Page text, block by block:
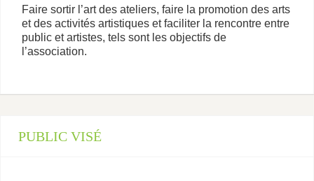
Faire sortir l’art des ateliers, faire la promotion des arts
et des activités artistiques et faciliter la rencontre entre
public et artistes, tels sont les objectifs de
l’association.
PUBLIC VISÉ